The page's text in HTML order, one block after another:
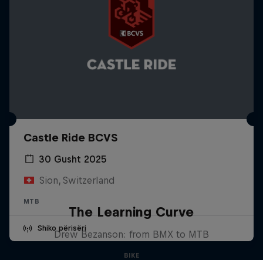
Castle Ride BCVS
30 Gusht 2025
Sion, Switzerland
MTB
Shiko përisëri
The Learning Curve
Drew Bezanson: from BMX to MTB
BIKE